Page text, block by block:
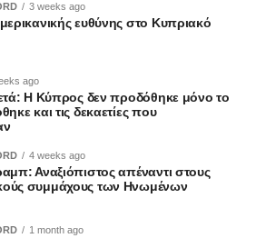
3 weeks ago
ευθύνης στο Κυπριακό
ago
Η Κύπρος δεν προδόθηκε μόνο το
και τις δεκαετίες που
4 weeks ago
Αναξιόπιστος απέναντι στους
συμμάχους των Ηνωμένων
1 month ago